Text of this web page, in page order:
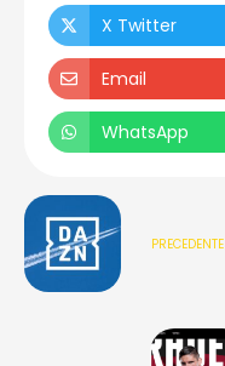
X Twitter
Email
WhatsApp
PRECEDENTE